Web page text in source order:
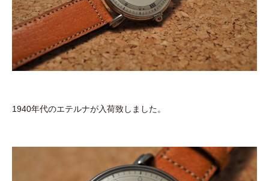
1940年代のエテルナが入荷致しました。